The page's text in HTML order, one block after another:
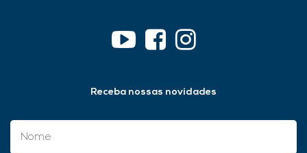
Receba nossas novidades